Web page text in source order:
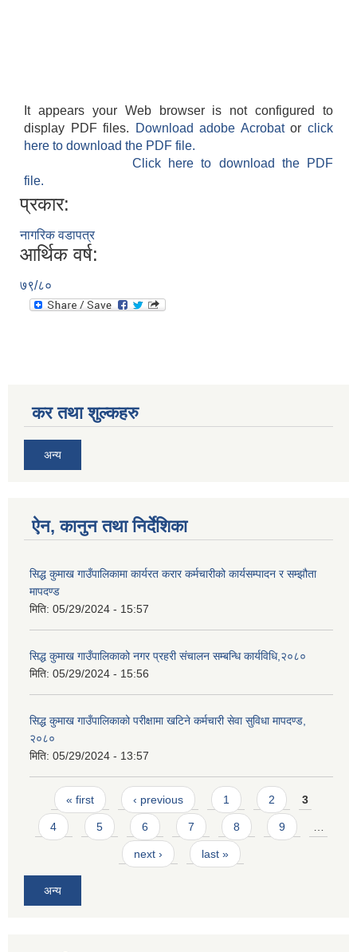
It appears your Web browser is not configured to
display PDF files.
Download adobe Acrobatorclick
here to download the PDF file.
Click here to download the PDF
file.
प्रकार:
नागरिक वडापत्र
आर्थिक वर्ष:
७९/८०
कर तथा शुल्कहरु
अन्य
ऐन, कानुन तथा निर्देशिका
सिद्ध कुमाख गाउँपालिकामा कार्यरत करार कर्मचारीको कार्यसम्पादन र सम्झौता
मापदण्ड
मिति: 05/29/2024 - 15:57
सिद्ध कुमाख गाउँपालिकाको नगर प्रहरी संचालन सम्बन्धि कार्यविधि,२०८०
मिति: 05/29/2024 - 15:56
सिद्ध कुमाख गाउँपालिकाको परीक्षामा खटिने कर्मचारी सेवा सुविधा मापदण्ड,
२०८०
मिति: 05/29/2024 - 13:57
Pages
« first ‹ previous 1 2 3
4 5 6 7 8 9
next › last »
अन्य